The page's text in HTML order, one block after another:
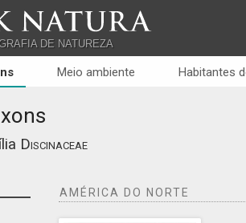
NATURA
DE NATUREZA
Meio ambiente Habitantes
Discinaceae
AMÉRICA DO NORTE